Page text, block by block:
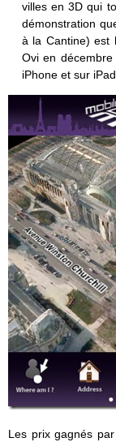
villes en 3D qui
démonstration
à la Cantine) est
Ovi en
iPhone et sur iPad.
Les prix gagnés